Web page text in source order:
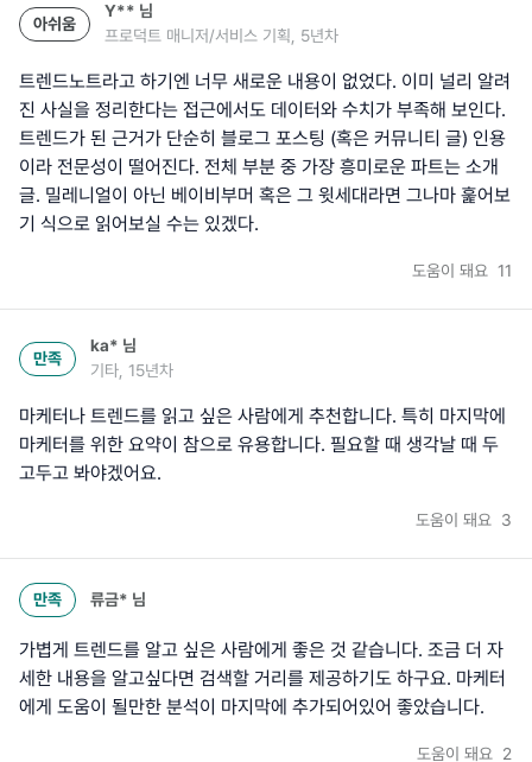
아쉬움
Y** 님
프로덕트 매니저/서비스 기획, 5년차
트렌드노트라고 하기엔 너무 새로운 내용이 없었다. 이미 널리 알려
진 사실을 정리한다는 접근에서도 데이터와 수치가 부족해 보인다.
트렌드가 된 근거가 단순히 블로그 포스팅 (혹은 커뮤니티 글) 인용
이라 전문성이 떨어진다. 전체 부분 중 가장 흥미로운 파트는 소개
글. 밀레니얼이 아닌 베이비부머 혹은 그 윗세대라면 그나마 훑어보
기 식으로 읽어보실 수는 있겠다.
도움이 돼요 11
만족
ka* 님
기타, 15년차
마케터나 트렌드를 읽고 싶은 사람에게 추천합니다. 특히 마지막에
마케터를 위한 요약이 참으로 유용합니다. 필요할 때 생각날 때 두
고두고 봐야겠어요.
도움이 돼요 3
만족 류금* 님
가볍게 트렌드를 알고 싶은 사람에게 좋은 것 같습니다. 조금 더 자
세한 내용을 알고싶다면 검색할 거리를 제공하기도 하구요. 마케터
에게 도움이 될만한 분석이 마지막에 추가되어있어 좋았습니다.
도움이 돼요 2